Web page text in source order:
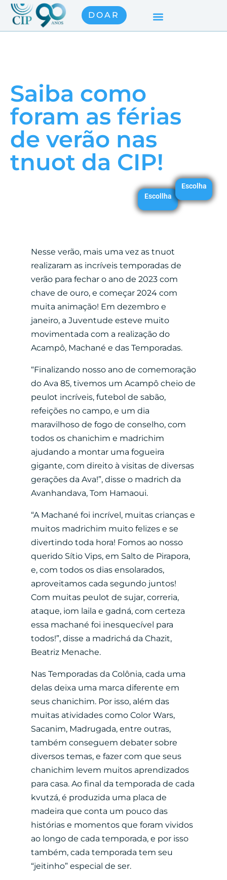
DOAR
Saiba como
foram as férias
de verão nas
tnuot da CIP!
Escollha
Escolha
Nesse verão, mais uma vez as tnuot
realizaram as incríveis temporadas de
verão para fechar o ano de 2023 com
chave de ouro, e começar 2024 com
muita animação! Em dezembro e
janeiro, a Juventude esteve muito
movimentada com a realização do
Acampô, Machané e das Temporadas.
“Finalizando nosso ano de comemoração
do Ava 85, tivemos um Acampô cheio de
peulot incríveis, futebol de sabão,
refeições no campo, e um dia
maravilhoso de fogo de conselho, com
todos os chanichim e madrichim
ajudando a montar uma fogueira
gigante, com direito à visitas de diversas
gerações da Ava!”, disse o madrich da
Avanhandava, Tom Hamaoui.
“A Machané foi incrível, muitas crianças e
muitos madrichim muito felizes e se
divertindo toda hora! Fomos ao nosso
querido Sítio Vips, em Salto de Pirapora,
e, com todos os dias ensolarados,
aproveitamos cada segundo juntos!
Com muitas peulot de sujar, correria,
ataque, iom laila e gadná, com certeza
essa machané foi inesquecível para
todos!”, disse a madrichá da Chazit,
Beatriz Menache.
Nas Temporadas da Colônia, cada uma
delas deixa uma marca diferente em
seus chanichim. Por isso, além das
muitas atividades como Color Wars,
Sacanim, Madrugada, entre outras,
também conseguem debater sobre
diversos temas, e fazer com que seus
chanichim levem muitos aprendizados
para casa. Ao final da temporada de cada
kvutzá, é produzida uma placa de
madeira que conta um pouco das
histórias e momentos que foram vividos
ao longo de cada temporada, e por isso
também, cada temporada tem seu
“jeitinho” especial de ser.